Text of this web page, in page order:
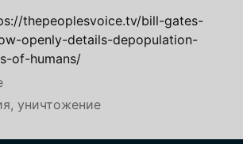
thepeoplesvoice.tv/bill-gates-
openly-details-depopulation-
of-humans/
, уничтожение